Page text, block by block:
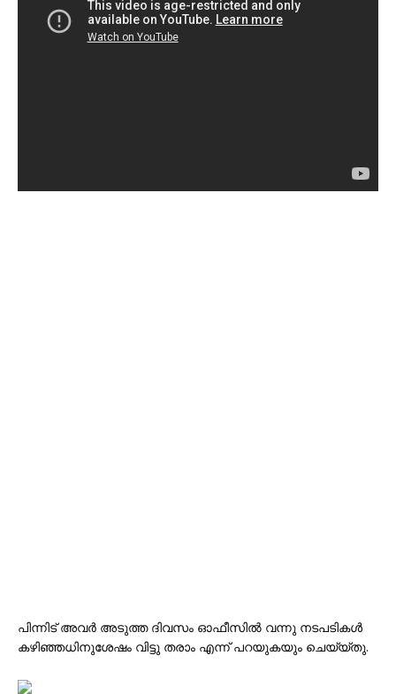
പിന്നിട് അവര്‍ അടുത്ത ദിവസം ഓഫീസില്‍ വന്നു നടപടികള്‍
കഴിഞ്ഞധിനുശേഷം വിട്ടു തരാം എന്ന് പറയുകയും ചെയ്യ്തു.